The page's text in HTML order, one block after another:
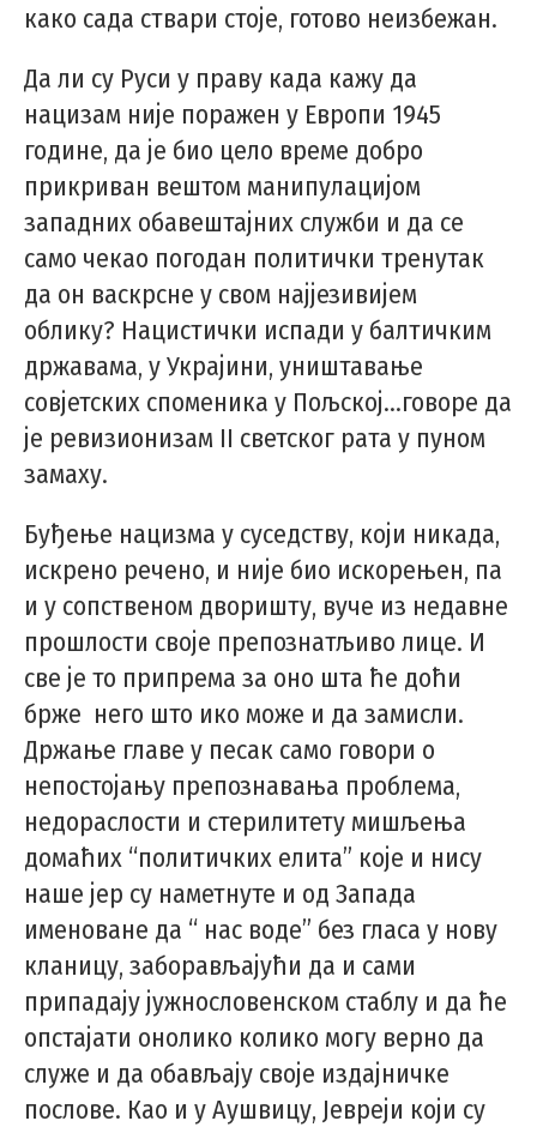
како сада ствари стоје, готово неизбежан.
Да ли су Руси у праву када кажу да
нацизам није поражен у Европи 1945
године, да је био цело време добро
прикриван вештом манипулацијом
западних обавештајних служби и да се
само чекао погодан политички тренутак
да он васкрсне у свом најјезивијем
облику? Нацистички испади у балтичким
државама, у Украјини, уништавање
совјетских споменика у Пољској…говоре да
је ревизионизам II светског рата у пуном
замаху.
Буђење нацизма у суседству, који никада,
искрено речено, и није био искорењен, па
и у сопственом дворишту, вуче из недавне
прошлости своје препознатљиво лице. И
све је то припрема за оно шта ће доћи
брже него што ико може и да замисли.
Држање главе у песак само говори о
непостојању препознавања проблема,
недораслости и стерилитету мишљења
домаћих “политичких елита” које и нису
наше јер су наметнуте и од Запада
именоване да “ нас воде” без гласа у нову
кланицу, заборављајући да и сами
припадају јужнословенском стаблу и да ће
опстајати онолико колико могу верно да
служе и да обављају своје издајничке
послове. Као и у Аушвицу, Јевреји који су